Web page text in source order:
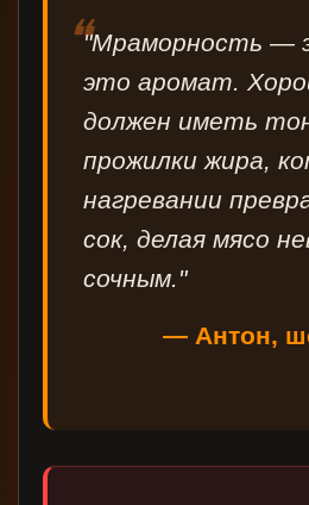
"Мраморность —
это аромат.
должен иметь
прожилки жира,
нагревании
сок, делая мясо
сочным."
— Антон,